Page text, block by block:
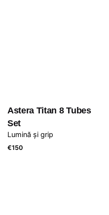
Astera Titan 8 Tubes
Set
Lumină și grip
€150